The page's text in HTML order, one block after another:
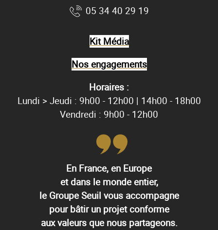
05 34 40 29 19
Kit Média
Nos engagements
Horaires :
Lundi > Jeudi : 9h00 - 12h00 | 14h00 - 18h00
Vendredi : 9h00 - 12h00
En France, en Europe
et dans le monde entier,
le Groupe Seuil vous accompagne
pour bâtir un projet conforme
aux valeurs que nous partageons.